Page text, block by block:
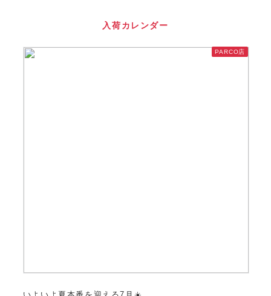
入荷カレンダー
PARCO店